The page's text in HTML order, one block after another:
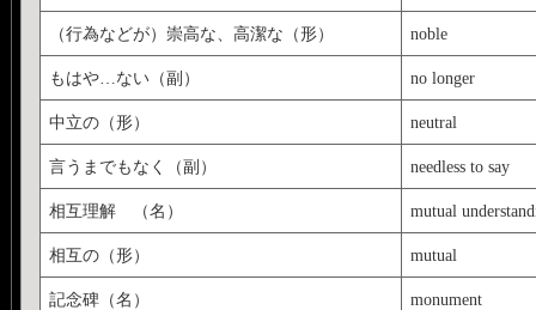
（行為などが）崇高な、高潔な（形） noble
もはや…ない（副） no longer
中立の（形） neutral
言うまでもなく（副） needless to say
相互理解 （名） mutual
相互の（形） mutual
記念碑（名） monument